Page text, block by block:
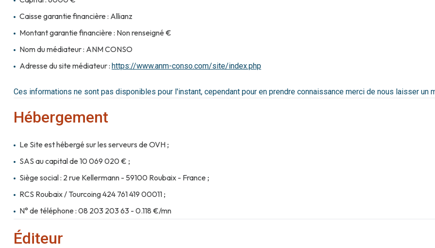
Caisse garantie financière : Allianz
Montant garantie financière : Non renseigné €
Nom du médiateur : ANM CONSO
Adresse du site médiateur : https://www.anm-conso.com/site/index.php
Ces informations ne sont pas disponibles pour l'instant, cependant pour en prendre connaissance merci de nous laisser un
Hébergement
Le Site est hébergé sur les serveurs de OVH ;
SAS au capital de 10 069 020 € ;
Siège social : 2 rue Kellermann - 59100 Roubaix - France ;
RCS Roubaix / Tourcoing 424 761 419 00011 ;
N° de téléphone : 08 203 203 63 - 0.118 €/mn
Éditeur